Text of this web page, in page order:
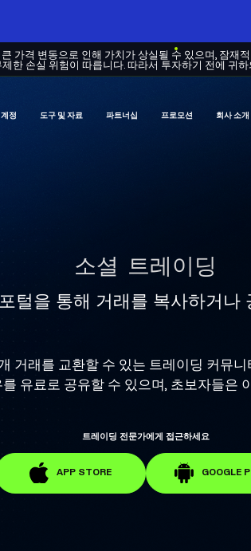
가격 변동으로 인해 가치가 상실될 수 있으며, 잠
한 손실 위험이 따릅니다. 따라서 투자하기 전에 귀
계정 도구 및 자료 파트너십 프로모션 회사 소개
소셜 트레이딩
털을 통해 거래를 복사하거나
거래를 교환할 수 있는 트레이딩 커뮤
유료로 공유할 수 있으며, 초보자들은
트레이딩 전문가에게 접근하세요
APP STORE GOOGLE